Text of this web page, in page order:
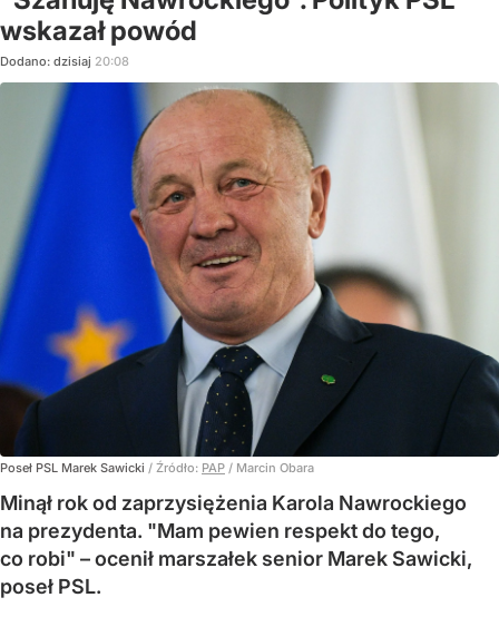
wskazał powód
Dodano: dzisiaj 20:08
Poseł PSL Marek Sawicki / Źródło: PAP / Marcin Obara
Minął rok od zaprzysiężenia Karola Nawrockiego
na prezydenta. "Mam pewien respekt do tego,
co robi" – ocenił marszałek senior Marek Sawicki,
poseł PSL.